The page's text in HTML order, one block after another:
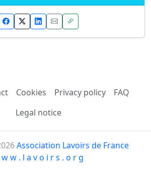
Cookies Privacy policy
FAQ
Legal notice
Association Lavoirs de France
w . l a v o i r s . o r g